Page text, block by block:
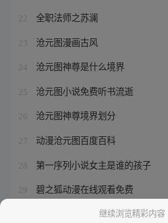
22 全职法师之苏澜
23 沧元图漫画古风
24 沧元图神尊是什么境界
25 沧元图小说免费听书流逝
26 沧元图神尊境界划分
27 动漫沧元图百度百科
28 第一序列小说女主是谁的孩子
29 碧之狐动漫在线观看免费
第一序列2改名叫什么了继续浏览精彩内容